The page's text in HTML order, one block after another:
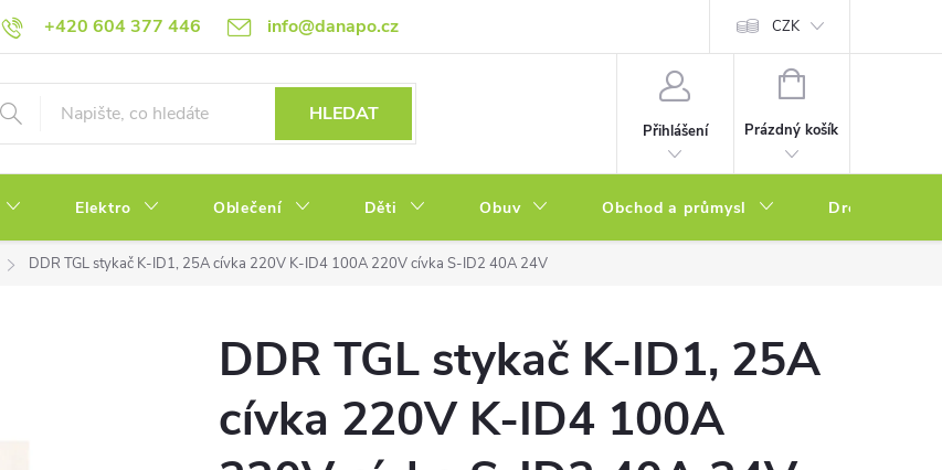
+420 604 377 446 info@danapo.cz
Hodnocení obchodu Obchodní podmínky Reklamace a výměna zboží Podmínky ochrany osobních údajů Soubory cookies
CZK
HLEDAT
Přihlášení
NÁKUPNÍ
Prázdný košík
Elektro Oblečení Děti Obuv Obchod a průmysl Drogerie
DDR TGL stykač K-ID1, 25A cívka 220V K-ID4 100A 220V cívka S-ID2 40A 24V
DDR TGL stykač K-ID1, 25A
cívka 220V K-ID4 100A